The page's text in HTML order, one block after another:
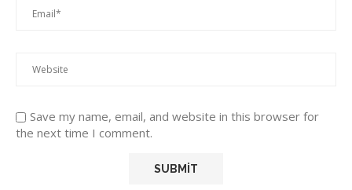
Save my name, email, and website in this browser for
the next time I comment.